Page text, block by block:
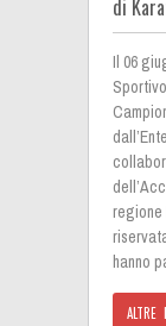
di
Il 06
regione
hanno
ALTRE